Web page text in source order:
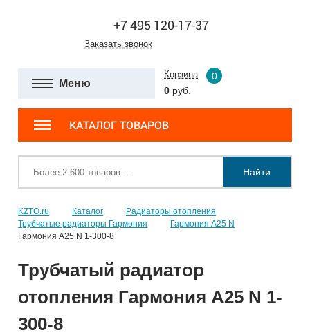
+7 495 120-17-37
Заказать звонок
Меню
Корзина
0
0 руб.
КАТАЛОГ ТОВАРОВ
Найти
KZTO.ru Каталог
Радиаторы отопления
Трубчатые радиаторы Гармония
Гармония А25 N
Гармония А25 N 1-300-8
Трубчатый радиатор
отопления Гармония А25 N 1-
300-8